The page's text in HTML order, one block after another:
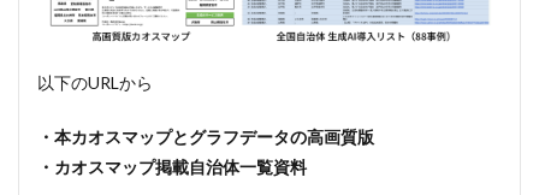
以下のURLから
・本カオスマップとグラフデータの高画質版
・カオスマップ掲載自治体一覧資料